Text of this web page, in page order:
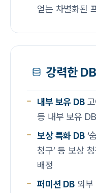
얻는 차별화된
강력한
내부 보유 DB고
등 내부 보유
보상 특화 DB‘
청구’ 등 보상
배정
퍼미션 DB 외부